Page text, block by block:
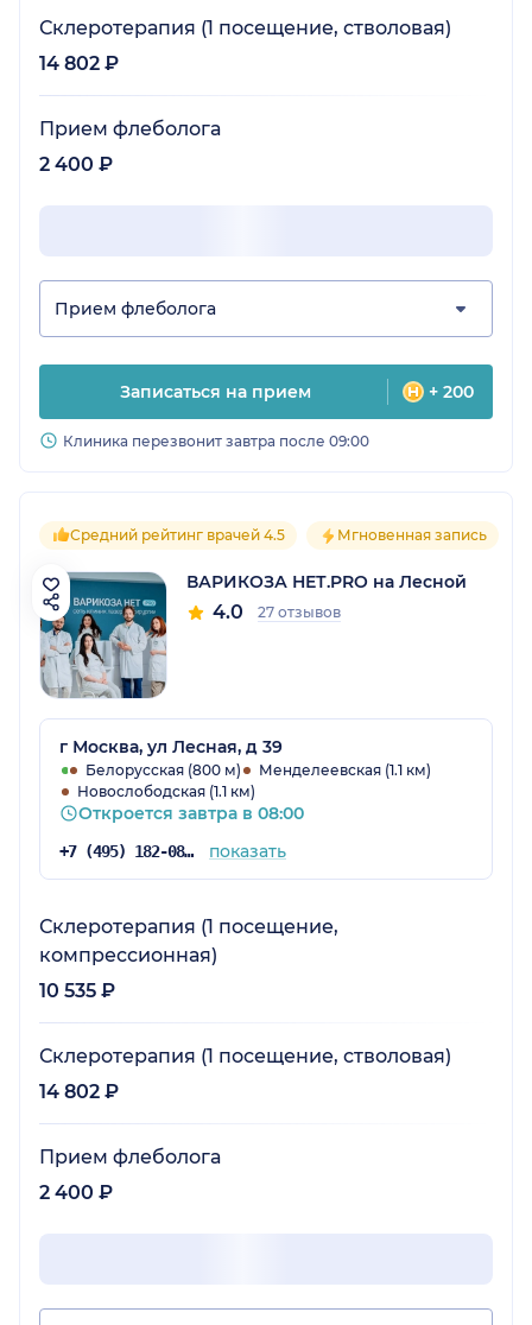
Склеротерапия (1 посещение, стволовая)
14 802 ₽
Прием флеболога
2 400 ₽
Прием флеболога
Записаться на прием + 200
Клиника перезвонит завтра после 09:00
Средний рейтинг врачей 4.5 Мгновенная запись
ВАРИКОЗА НЕТ.PRO на Лесной
4.0 27 отзывов
г Москва, ул Лесная, д 39
Белорусская (800 м)
Менделеевская (1.1 км)
Новослободская (1.1 км)
Откроется завтра в 08:00
+7 (495) 182-08-03 показать
Склеротерапия (1 посещение,
компрессионная)
10 535 ₽
Склеротерапия (1 посещение, стволовая)
14 802 ₽
Прием флеболога
2 400 ₽